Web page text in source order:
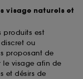
visage naturels et
produits est
ou
proposant de
le visage afin de
et désirs de